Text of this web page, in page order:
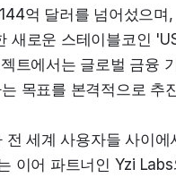
억 달러를 넘어섰으
새로운 스테이블코인
트에서는 글로벌 금융
목표를 본격적으로 추
세계 사용자들 사이
이어 파트너인 Yzi